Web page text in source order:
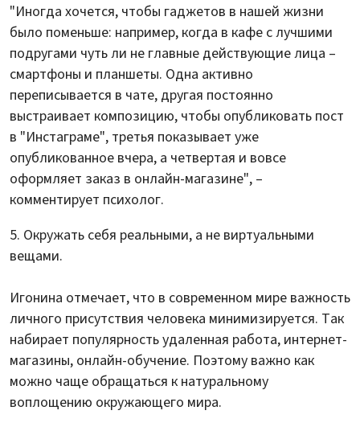
"Иногда хочется, чтобы гаджетов в нашей жизни
было поменьше: например, когда в кафе с лучшими
подругами чуть ли не главные действующие лица –
смартфоны и планшеты. Одна активно
переписывается в чате, другая постоянно
выстраивает композицию, чтобы опубликовать пост
в "Инстаграме", третья показывает уже
опубликованное вчера, а четвертая и вовсе
оформляет заказ в онлайн-магазине", –
комментирует психолог.
Окружать себя реальными, а не виртуальными
вещами.
Игонина отмечает, что в современном мире важность
личного присутствия человека минимизируется. Так
набирает популярность удаленная работа, интернет-
магазины, онлайн-обучение. Поэтому важно как
можно чаще обращаться к натуральному
воплощению окружающего мира.